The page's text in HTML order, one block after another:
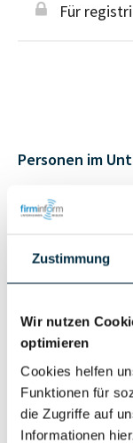
Zustimmung
Wir nutzen
optimieren
Cookies helfen
Funktionen für
die Zugriffe auf
Informationen
Für
Personen im
Wirtschaftlich
Berechtigter
Eigentums-